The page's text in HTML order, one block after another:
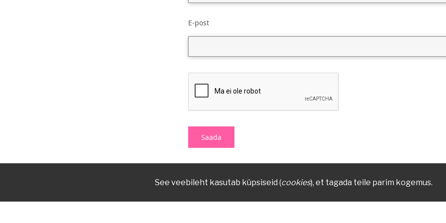
E-post
See veebileht kasutab küpsiseid (cookies), et tagada teile parim kogemus.